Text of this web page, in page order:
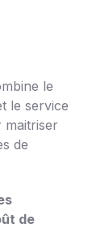
le
le service
maitriser
de
de